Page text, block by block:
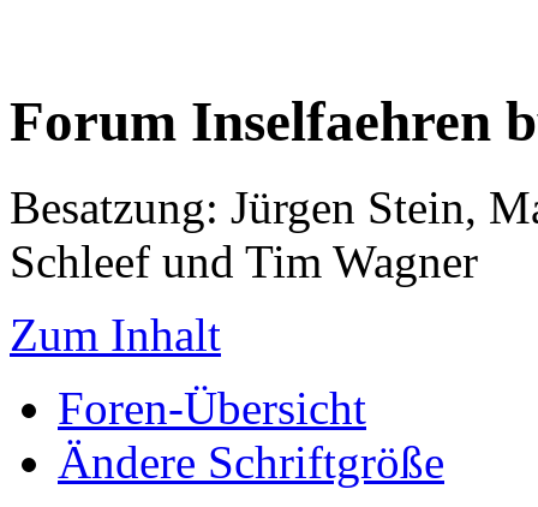
Forum Inselfaehren
Besatzung: Jürgen Stein,
Schleef und Tim Wagner
Zum Inhalt
Foren-Übersicht
Ändere Schriftgröße